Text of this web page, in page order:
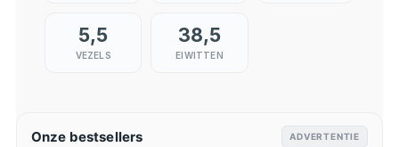
5,5
VEZELS
38,5
EIWITTEN
Onze bestsellers ADVERTENTIE